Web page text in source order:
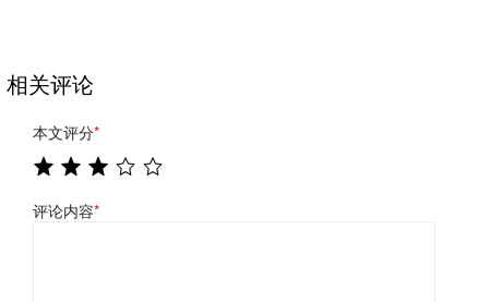
相关评论
本文评分*
评论内容*